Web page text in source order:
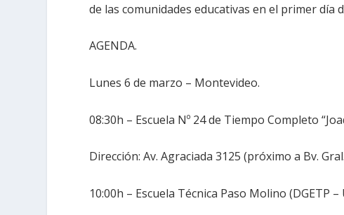
de las comunidades educativas en el primer día
AGENDA.
Lunes 6 de marzo – Montevideo.
08:30h – Escuela Nº 24 de Tiempo Completo
Dirección: Av. Agraciada 3125 (próximo a Bv.
10:00h – Escuela Técnica Paso Molino (DGETP –